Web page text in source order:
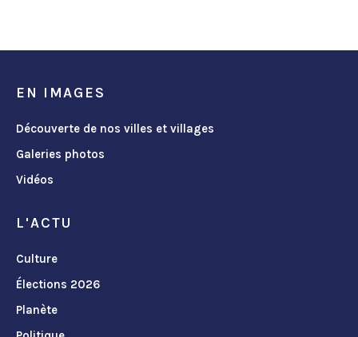
EN IMAGES
Découverte de nos villes et villages
Galeries photos
Vidéos
L'ACTU
Culture
Élections 2026
Planète